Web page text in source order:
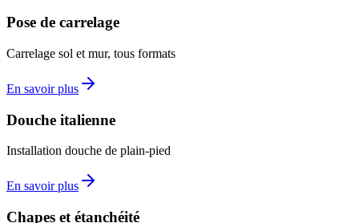
Pose de carrelage
Carrelage sol et mur, tous formats
En savoir plus
Douche italienne
Installation douche de plain-pied
En savoir plus
Chapes et étanchéité